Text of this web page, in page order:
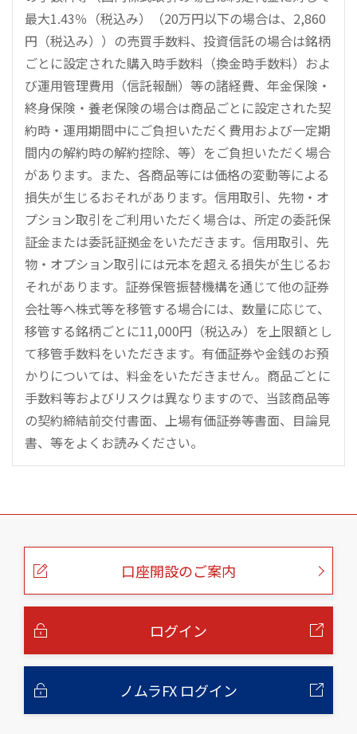
最大1.43％（税込み）（20万円以下の場合は、2,860
円（税込み））の売買手数料、投資信託の場合は銘柄
ごとに設定された購入時手数料（換金時手数料）およ
び運用管理費用（信託報酬）等の諸経費、年金保険・
終身保険・養老保険の場合は商品ごとに設定された契
約時・運用期間中にご負担いただく費用および一定期
間内の解約時の解約控除、等）をご負担いただく場合
があります。また、各商品等には価格の変動等による
損失が生じるおそれがあります。信用取引、先物・オ
プション取引をご利用いただく場合は、所定の委託保
証金または委託証拠金をいただきます。信用取引、先
物・オプション取引には元本を超える損失が生じるお
それがあります。証券保管振替機構を通じて他の証券
会社等へ株式等を移管する場合には、数量に応じて、
移管する銘柄ごとに11,000円（税込み）を上限額とし
て移管手数料をいただきます。有価証券や金銭のお預
かりについては、料金をいただきません。商品ごとに
手数料等およびリスクは異なりますので、当該商品等
の契約締結前交付書面、上場有価証券等書面、目論見
書、等をよくお読みください。
こ
口座開設のご案内
ログイン
ノムラFX ログイン